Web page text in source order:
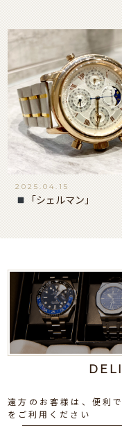
2025.04.15
「シェルマン」
遠方のお客様は、便利
をご利用ください